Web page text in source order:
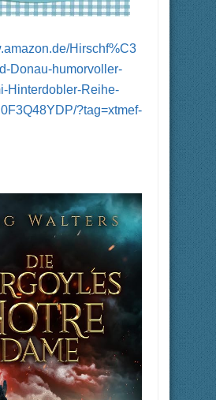
Hirschf%C3
Donau-humorvoller-
Hinterdobler-Reihe-
?tag=xtmef-